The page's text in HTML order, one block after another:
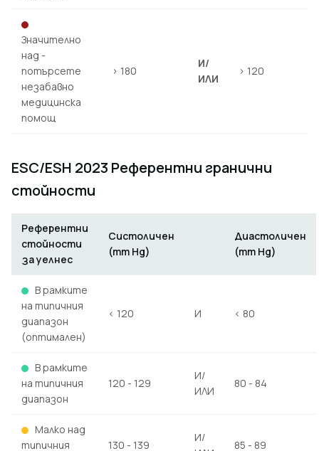
Значително
над -
потърсете
незабавно
медицинска
помощ
> 180
И/
ИЛИ
> 120
ESC/ESH 2023 Референтни гранични
стойности
Референтни
стойности
за уелнес
Систоличен
(mm Hg)
Диастоличен
(mm Hg)
В рамките
на типичния
диапазон
(оптимален)
< 120 И < 80
В рамките
на типичния
диапазон
120 - 129
И/
ИЛИ
80 - 84
Малко над
типичния
130 - 139
И/
85 - 89